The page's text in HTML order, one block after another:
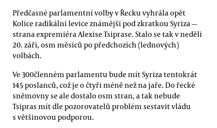
Předčasné parlamentní volby v Řecku vyhrála opět
Kolice radikální levice známější pod zkratkou Syriza —
strana expremiéra Alexise Tsiprase. Stalo se tak v neděli
20. září, osm měsíců po předchozích (lednových)
volbách.
Ve 300členném parlamentu bude mít Syriza tentokrát
145 poslanců, což je o čtyři méně než na jaře. Do řecké
sněmovny se ale dostalo osm stran, a tak nebude
Tsipras mít dle pozorovatelů problém sestavit vládu
s většinovou podporou.